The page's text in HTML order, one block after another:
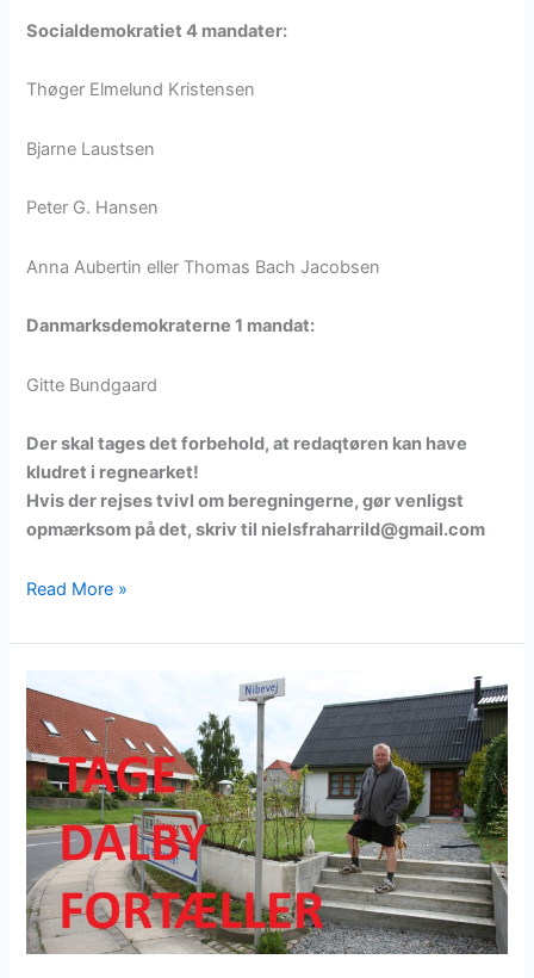
Socialdemokratiet 4 mandater:
Thøger Elmelund Kristensen
Bjarne Laustsen
Peter G. Hansen
Anna Aubertin eller Thomas Bach Jacobsen
Danmarksdemokraterne 1 mandat:
Gitte Bundgaard
Der skal tages det forbehold, at redaqtøren kan have
kludret i regnearket!
Hvis der rejses tvivl om beregningerne, gør venligst
opmærksom på det, skriv til nielsfraharrild@gmail.com
Byrådet,
Øster
bestemte
Read More »